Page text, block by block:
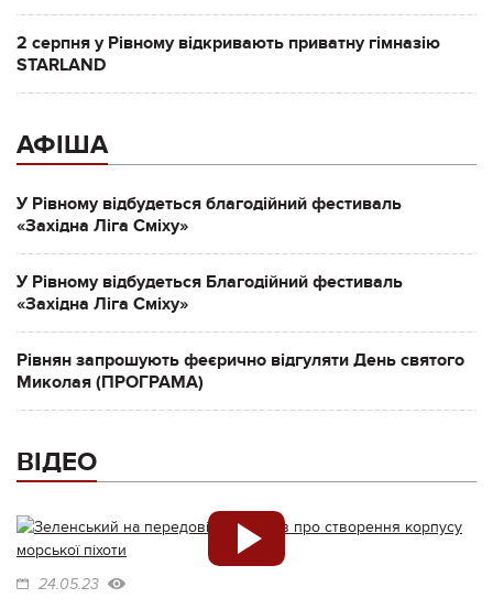
2 серпня у Рівному відкривають приватну гімназію
STARLAND
АФІША
У Рівному відбудеться благодійний фестиваль
«Західна Ліга Сміху»
У Рівному відбудеться Благодійний фестиваль
«Західна Ліга Сміху»
Рівнян запрошують феєрично відгуляти День святого
Миколая (ПРОГРАМА)
ВІДЕО
24.05.23